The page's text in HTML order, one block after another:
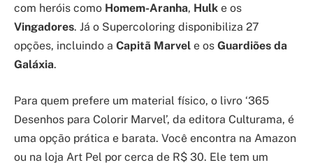
com heróis como Homem-Aranha, Hulk e os
Vingadores. Já o Supercoloring disponibiliza 27
opções, incluindo a Capitã Marvel e os Guardiões da
Galáxia.
Para quem prefere um material físico, o livro ‘365
Desenhos para Colorir Marvel’, da editora Culturama, é
uma opção prática e barata. Você encontra na Amazon
ou na loja Art Pel por cerca de R$ 30. Ele tem um